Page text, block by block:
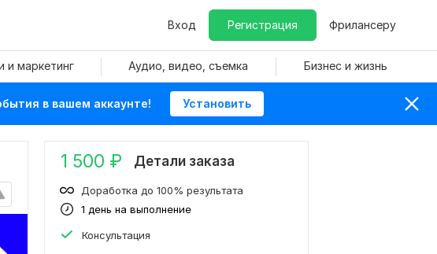
Вход Регистрация Фрилансеру
и маркетинг Аудио, видео, съемка Бизнес и жизнь
в вашем аккаунте! Установить
1 500 ₽ Детали заказа
1 день на выполнение
Доработка до 100% результата
Консультация